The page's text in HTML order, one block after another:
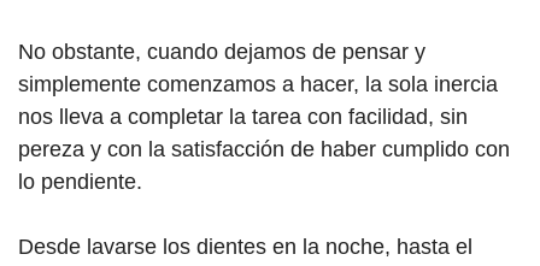
No obstante, cuando dejamos de pensar y
simplemente comenzamos a hacer, la sola inercia
nos lleva a completar la tarea con facilidad, sin
pereza y con la satisfacción de haber cumplido con
lo pendiente.
Desde lavarse los dientes en la noche, hasta el